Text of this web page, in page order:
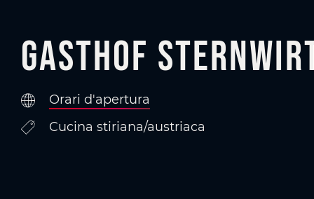
Gasthof
Orari d'apertura
Cucina stiriana/austriaca